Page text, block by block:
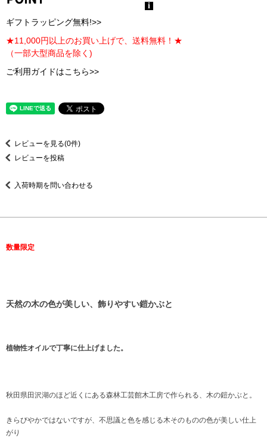
ギフトラッピング無料!>>
★11,000円以上のお買い上げで、送料無料！★
（一部大型商品を除く)
ご利用ガイドはこちら>>
レビューを見る(0件)
レビューを投稿
入荷時期を問い合わせる
数量限定
天然の木の色が美しい、飾りやすい鎧かぶと
植物性オイルで丁寧に仕上げました。
秋田県田沢湖のほど近くにある森林工芸館木工房で作られる、木の鎧かぶと。
きらびやかではないですが、不思議と色を感じる木そのものの色が美しい仕上
がり